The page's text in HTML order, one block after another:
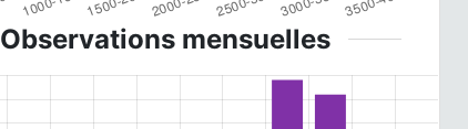
Observations mensuelles